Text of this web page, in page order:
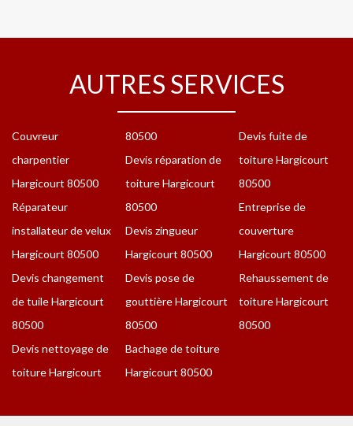
AUTRES SERVICES
Couvreur
charpentier
Hargicourt 80500
Réparateur
installateur de velux
Hargicourt 80500
Devis changement
de tuile Hargicourt
80500
Devis nettoyage de
toiture Hargicourt
80500
Devis réparation de
toiture Hargicourt
80500
Devis zingueur
Hargicourt 80500
Devis pose de
gouttière Hargicourt
80500
Bachage de toiture
Hargicourt 80500
Devis fuite de
toiture Hargicourt
80500
Entreprise de
couverture
Hargicourt 80500
Rehaussement de
toiture Hargicourt
80500